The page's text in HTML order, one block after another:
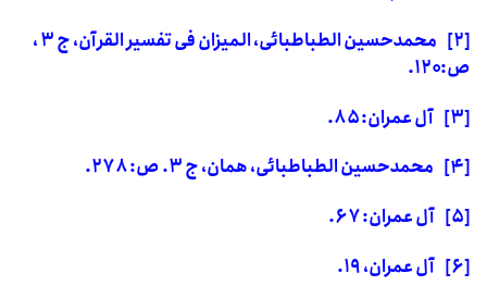
[۲]
محمدحسین الطباطبائی، المیزان فی تفسیر القرآن، ج۳،
ص:۱۲۰.
[۳]
آل عمران:۸۵.
[۴]
محمدحسین الطباطبائی، همان، ج۳. ص:۲۷۸.
[۵]
آل عمران:۶۷.
[۶]
آل عمران،۱۹.